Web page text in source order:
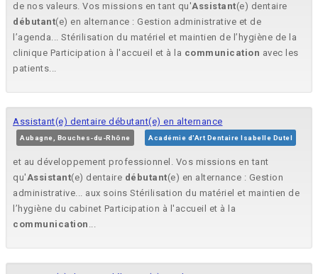
de nos valeurs. Vos missions en tant qu'Assistant(e) dentaire
débutant(e) en alternance : Gestion administrative et de
l’agenda... Stérilisation du matériel et maintien de l’hygiène de la
clinique Participation à l'accueil et à la communication avec les
patients...
Assistant(e) dentaire débutant(e) en alternance
Aubagne, Bouches-du-Rhône Académie d'Art Dentaire Isabelle Dutel
et au développement professionnel. Vos missions en tant
qu'Assistant(e) dentaire débutant(e) en alternance : Gestion
administrative... aux soins Stérilisation du matériel et maintien de
l’hygiène du cabinet Participation à l'accueil et à la
communication ...